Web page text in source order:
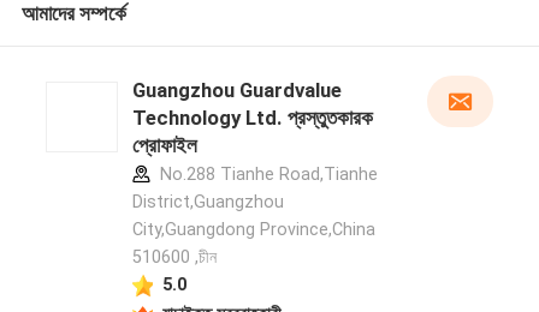
আমাদের সম্পর্কে
Guangzhou Guardvalue
Technology Ltd. প্রস্তুতকারক
প্রোফাইল
No.288 Tianhe Road,Tianhe
District,Guangzhou
City,Guangdong Province,China
510600 ,চীন
5.0